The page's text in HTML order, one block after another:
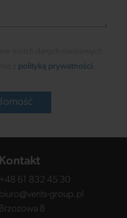
polityką prywatności
Kontakt
+48 61 832 45 30
biuro@vents-group.pl
Brzozowa 8